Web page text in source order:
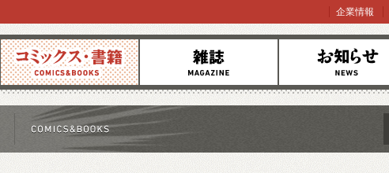
コミックス 雑誌 お知らせ
企業情報